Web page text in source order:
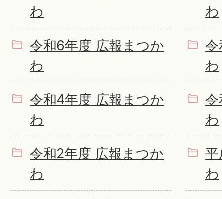
わ
わ
令和6年度 広報まつか
わ
令
わ
令和4年度 広報まつか
わ
令
わ
令和2年度 広報まつか
わ
平
わ